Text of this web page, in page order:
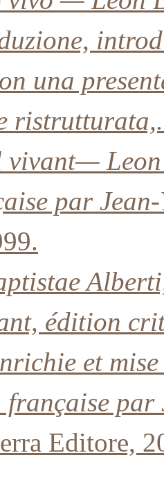
una
ristrutturata,.
vivant—
par
édition
et
par
Editore,